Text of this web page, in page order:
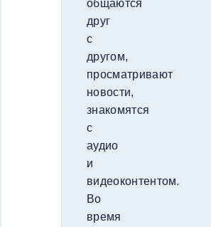
общаются
друг
с
другом,
просматривают
новости,
знакомятся
с
аудио
и
видеоконтентом.
Во
время